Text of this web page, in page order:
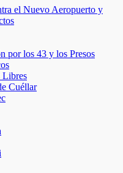
el Nuevo Aeropuerto y
por los 43 y los Presos
Libres
Cuéllar